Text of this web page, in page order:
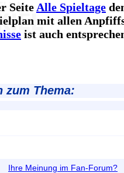
Seite Alle Spieltage
mit allen
ist auch
zum Thema:
Ihre Meinung im Fan-Forum?